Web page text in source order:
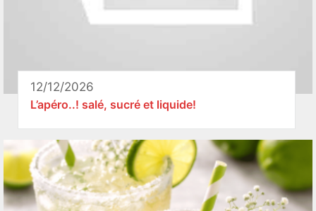
12/12/2026
L’apéro..! salé, sucré et liquide!